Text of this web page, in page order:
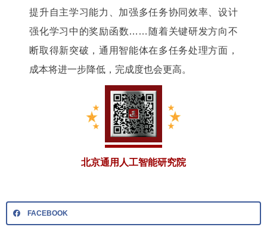
提升自主学习能力、加强多任务协同效率、设计
强化学习中的奖励函数……随着关键研发方向不
断取得新突破，通用智能体在多任务处理方面，
成本将进一步降低，完成度也会更高。
北京通用人工智能研究院
FACEBOOK